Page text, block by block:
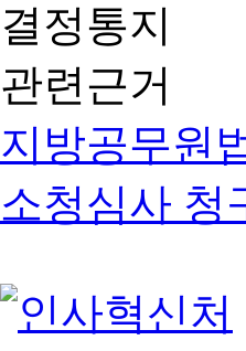
결정통지
관련근거
지방공무원
소청심사 청